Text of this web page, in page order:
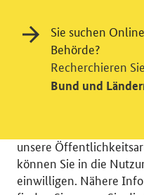
Einwilligung in
Videodienst
Wir bitten Sie an
verschiedene
unsere
können Sie in die
einwilligen. Nähere
Sie suchen
Behörde?
Recherchieren
Bund und